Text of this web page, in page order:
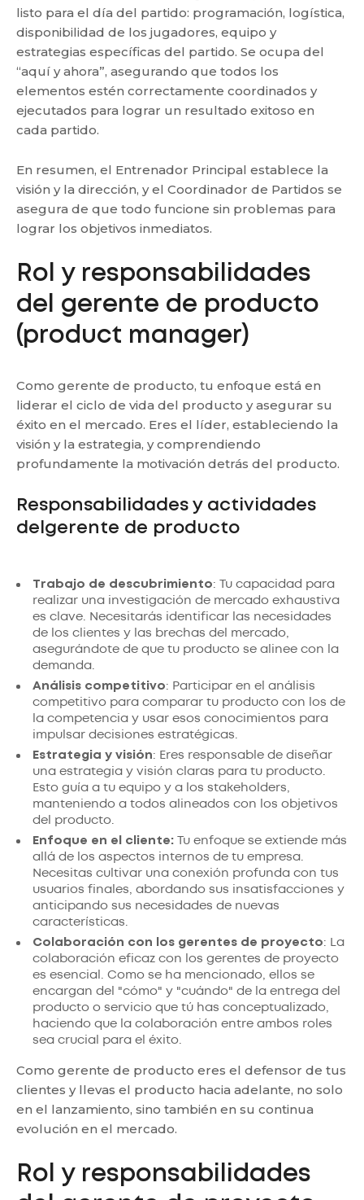
listo para el día del partido: programación, logística,
disponibilidad de los jugadores, equipo y
estrategias específicas del partido. Se ocupa del
“aquí y ahora”, asegurando que todos los
elementos estén correctamente coordinados y
ejecutados para lograr un resultado exitoso en
cada partido.
En resumen, el Entrenador Principal establece la
visión y la dirección, y el Coordinador de Partidos se
asegura de que todo funcione sin problemas para
lograr los objetivos inmediatos.
Rol y responsabilidades
del gerente de producto
(product manager)
Como gerente de producto, tu enfoque está en
liderar el ciclo de vida del producto y asegurar su
éxito en el mercado. Eres el líder, estableciendo la
visión y la estrategia, y comprendiendo
profundamente la motivación detrás del producto.
Responsabilidades y actividades
delgerente de producto
Trabajo de descubrimiento: Tu capacidad para
realizar una investigación de mercado exhaustiva
es clave. Necesitarás identificar las necesidades
de los clientes y las brechas del mercado,
asegurándote de que tu producto se alinee con la
demanda.
Análisis competitivo: Participar en el análisis
competitivo para comparar tu producto con los de
la competencia y usar esos conocimientos para
impulsar decisiones estratégicas.
Estrategia y visión: Eres responsable de diseñar
una estrategia y visión claras para tu producto.
Esto guía a tu equipo y a los stakeholders,
manteniendo a todos alineados con los objetivos
del producto.
Enfoque en el cliente: Tu enfoque se extiende más
allá de los aspectos internos de tu empresa.
Necesitas cultivar una conexión profunda con tus
usuarios finales, abordando sus insatisfacciones y
anticipando sus necesidades de nuevas
características.
Colaboración con los gerentes de proyecto: La
colaboración eficaz con los gerentes de proyecto
es esencial. Como se ha mencionado, ellos se
encargan del "cómo" y "cuándo" de la entrega del
producto o servicio que tú has conceptualizado,
haciendo que la colaboración entre ambos roles
sea crucial para el éxito.
Como gerente de producto eres el defensor de tus
clientes y llevas el producto hacia adelante, no solo
en el lanzamiento, sino también en su continua
evolución en el mercado.
Rol y responsabilidades